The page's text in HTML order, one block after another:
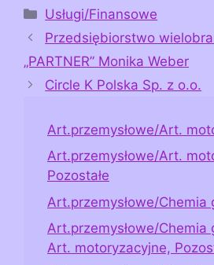
Kategorie
Usługi/Finansowe
Przedsiębiorstwo
„PARTNER” Monika Weber
Circle K Polska Sp. z o.o.
Art.przemysłowe/Art.
Art.przemysłowe/Art.
Pozostałe
Art.przemysłowe/Chemia
Art.przemysłowe/Chemia
Art. motoryzacyjne,